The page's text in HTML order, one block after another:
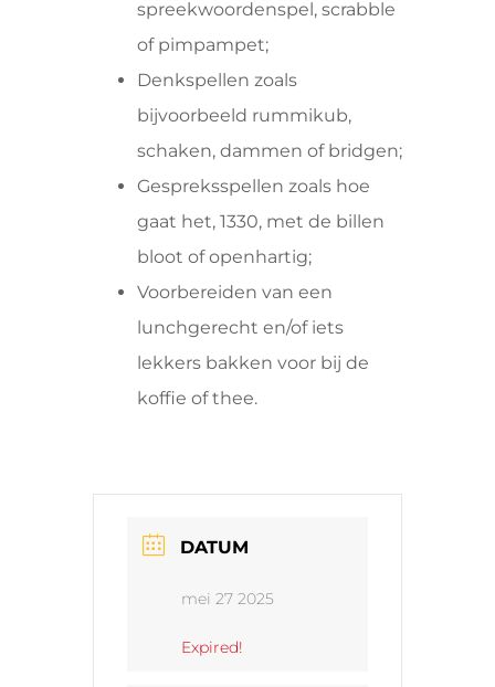
spreekwoordenspel, scrabble
of pimpampet;
Denkspellen zoals
bijvoorbeeld rummikub,
schaken, dammen of bridgen;
Gespreksspellen zoals hoe
gaat het, 1330, met de billen
bloot of openhartig;
Voorbereiden van een
lunchgerecht en/of iets
lekkers bakken voor bij de
koffie of thee.
DATUM
mei 27 2025
Expired!